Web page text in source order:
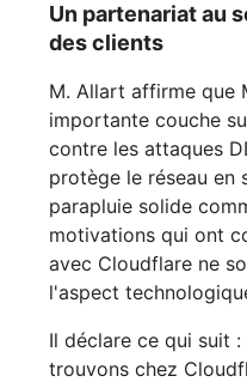
Un partenariat au
des clients
M. Allart affirme que
importante couche
contre les attaques
protège le réseau en
parapluie solide
motivations qui ont
avec Cloudflare ne
l'aspect
Il déclare ce qui suit
trouvons chez